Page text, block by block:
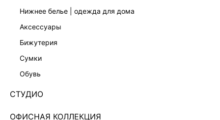
нижнее белье | одежда для дома
аксессуары
бижутерия
сумки
обувь
СТУДИО
ОФИСНАЯ КОЛЛЕКЦИЯ
ЭКСКЛЮЗИВНО ОНЛАЙН
ТРИКОТАЖНОЕ ПЛАТЬЕ МИДИ С ОТКРЫТЫМИ
ПЛЕЧАМИ 5450330509-193
Нет в наличии